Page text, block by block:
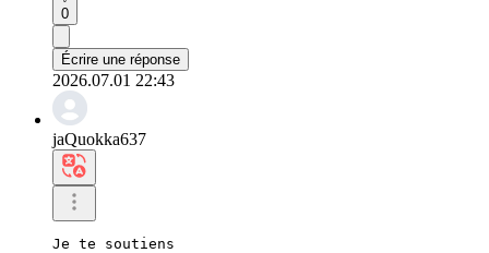
0
Écrire une réponse
2026.07.01 22:43
jaQuokka637
Je te soutiens